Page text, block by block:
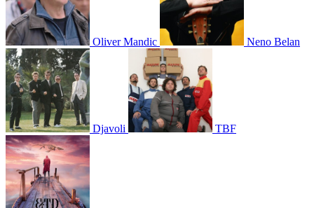
Oliver Mandic Neno Belan
Djavoli TBF